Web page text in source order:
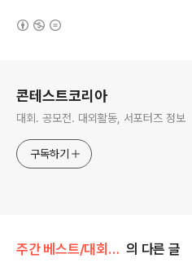
콘테스트코리아
대회. 공모전. 대외활동, 서포터즈 정보
구독하기
주간 베스트/대회 • 공모전 의 다른 글